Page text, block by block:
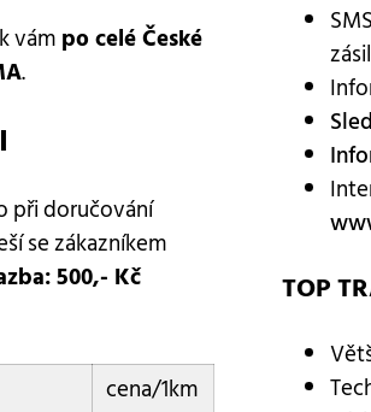
vámpo celé České
.
při doručování
se zákazníkem
500,- Kč
cena/1km
TOP